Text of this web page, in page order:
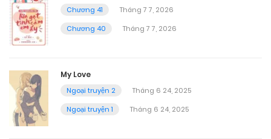
Chương 41
Tháng 7 7, 2026
Chương 40
Tháng 7 7, 2026
My Love
Ngoại truyện 2
Tháng 6 24, 2025
Ngoại truyện 1
Tháng 6 24, 2025